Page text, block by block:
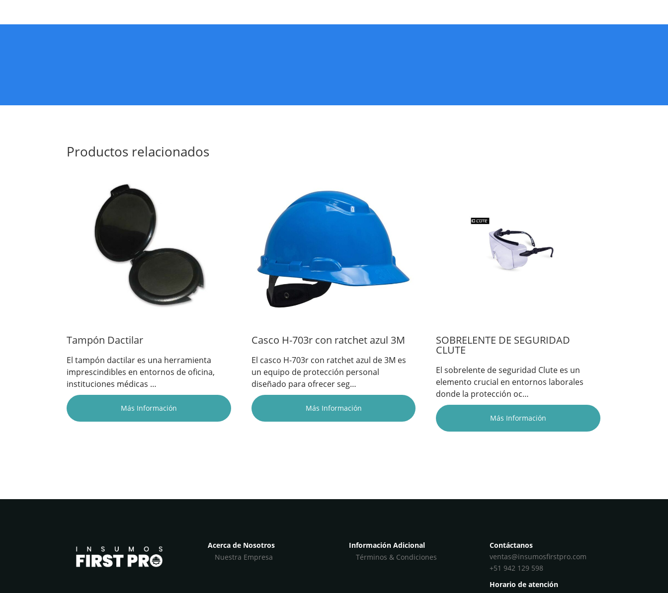
Productos relacionados
Tampón Dactilar
El tampón dactilar es una herramienta
imprescindibles en entornos de oficina,
instituciones médicas …
Más Información
Casco H-703r con ratchet azul 3M
El casco H-703r con ratchet azul de 3M es
un equipo de protección personal
diseñado para ofrecer seg…
Más Información
SOBRELENTE DE SEGURIDAD
CLUTE
El sobrelente de seguridad Clute es un
elemento crucial en entornos laborales
donde la protección oc…
Más Información
Acerca de Nosotros
Nuestra Empresa
Información Adicional
Términos & Condiciones
Contáctanos
ventas@insumosfirstpro.com
+51 942 129 598
Horario de atención